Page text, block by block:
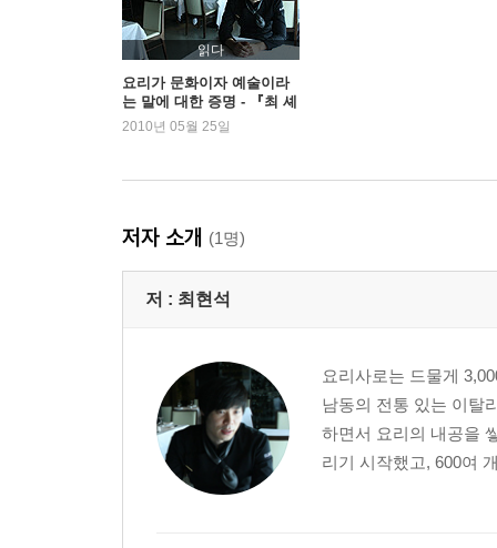
CRAZY RECIPE15 / 토마토소스 농어스튜
CRAZY RECIPE16 / 레몬 소금과 녹차 소금을 곁
갑각류
CRAZY RECIPE17 / 먹물 도를 덮어 오븐에 구운
CRAZY RECIPE21 / 홍합 스튜
CRAZY RECIPE22 / 시소 크림 소스의 전복과 송
CRAZY RECIPE23 / 와규로 감싼 콩소메 젤리
CRAZY RECIPE24 / 돌돌만 버거 스테이크
CRAZY RECIPE25 / 대파크림을 곁들인 삼계탕 수
CRAZY RECIPE26 / 요거트 젤리를 곁들인 돼지
CRAZY RECIPE27 / 매시트갈릭과 비프 타타키
읽다
요리가 문화이자 예술이라
는 말에 대한 증명 - 『최 셰
프의 크레이지 레시피 39』
2010년 05월 25일
저자 소개 (1명)
저 : 최현석
요리사로는 드물게
남동의 전통 있는 이탈
하면서 요리의 내공을
리기 시작했고, 600여